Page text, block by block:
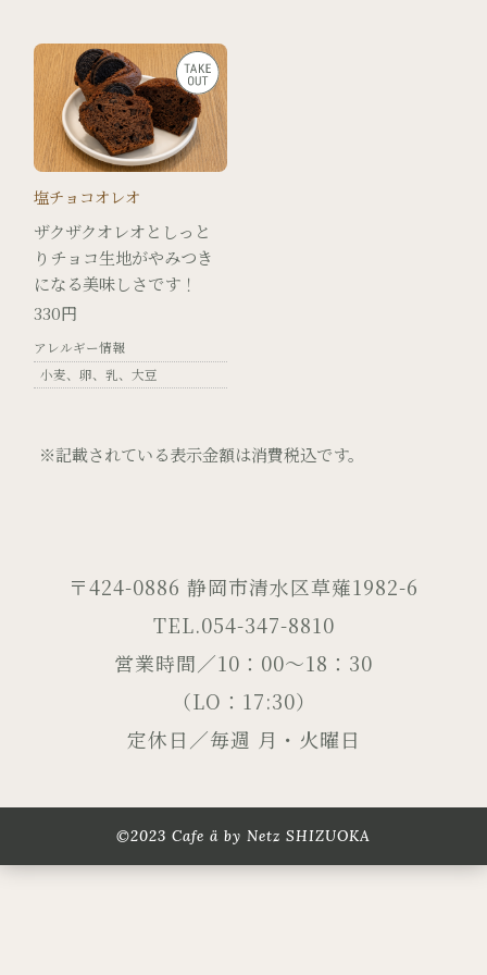
塩チョコオレオ
ザクザクオレオとしっと
りチョコ生地がやみつき
になる美味しさです！
330円
アレルギー情報
小麦
卵 乳 大豆
※記載されている表示金額は消費税込です。
〒424-0886 静岡市清水区草薙1982-6
TEL.054-347-8810
営業時間／10：00～18：30
（LO：17:30）
定休日／毎週 月・火曜日
©2023 Cafe ä by Netz SHIZUOKA